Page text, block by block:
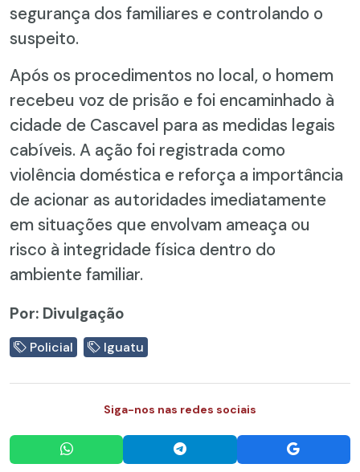
segurança dos familiares e controlando o
suspeito.
Após os procedimentos no local, o homem
recebeu voz de prisão e foi encaminhado à
cidade de Cascavel para as medidas legais
cabíveis. A ação foi registrada como
violência doméstica e reforça a importância
de acionar as autoridades imediatamente
em situações que envolvam ameaça ou
risco à integridade física dentro do
ambiente familiar.
Por: Divulgação
Policial Iguatu
Siga-nos nas redes sociais